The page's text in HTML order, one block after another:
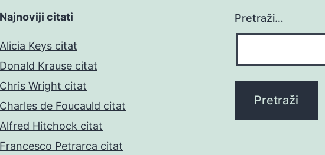
Najnoviji citati
Alicia Keys citat
Donald Krause citat
Chris Wright citat
Charles de Foucauld citat
Alfred Hitchock citat
Francesco Petrarca citat
Pretraži…